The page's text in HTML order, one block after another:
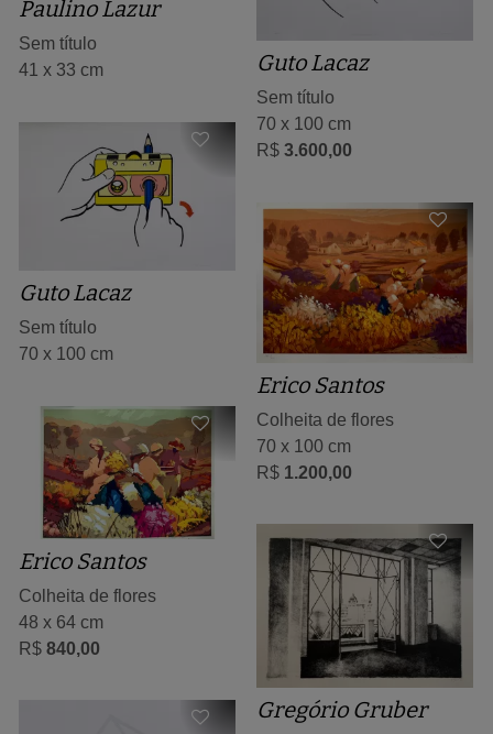
Paulino Lazur
Sem título
41 x 33 cm
Guto Lacaz
Sem título
70 x 100 cm
R$ 3.600,00
Guto Lacaz
Sem título
70 x 100 cm
Erico Santos
Colheita de flores
70 x 100 cm
R$ 1.200,00
Erico Santos
Colheita de flores
48 x 64 cm
R$ 840,00
Gregório Gruber